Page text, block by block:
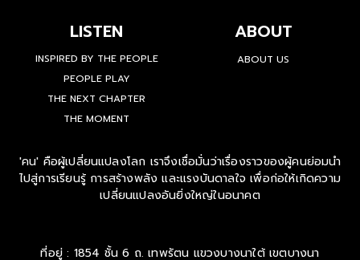
LISTEN
INSPIRED BY THE PEOPLE
PEOPLE PLAY
THE NEXT CHAPTER
ABOUT
'คน' คือผู้เปลี่ยนแปลงโลก เราจึงเชื่อมั่นว่าเรื่องราวของผู้คนย่อมนำ
ไปสู่การเรียนรู้ การสร้างพลัง และแรงบันดาลใจ เพื่อก่อให้เกิดความ